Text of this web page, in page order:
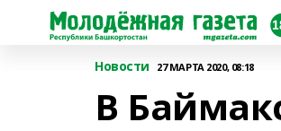
Новости 27 МАРТА 2020, 08:18
В